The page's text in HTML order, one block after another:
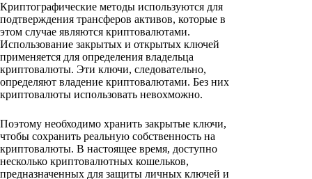
Криптографические методы используются для
подтверждения трансферов активов, которые в
этом случае являются криптовалютами.
Использование закрытых и открытых ключей
применяется для определения владельца
криптовалюты. Эти ключи, следовательно,
определяют владение криптовалютами. Без них
криптовалюты использовать невохможно.
Поэтому необходимо хранить закрытые ключи,
чтобы сохранить реальную собственность на
криптовалюты. В настоящее время, доступно
несколько криптовалютных кошельков,
предназначенных для защиты личных ключей и